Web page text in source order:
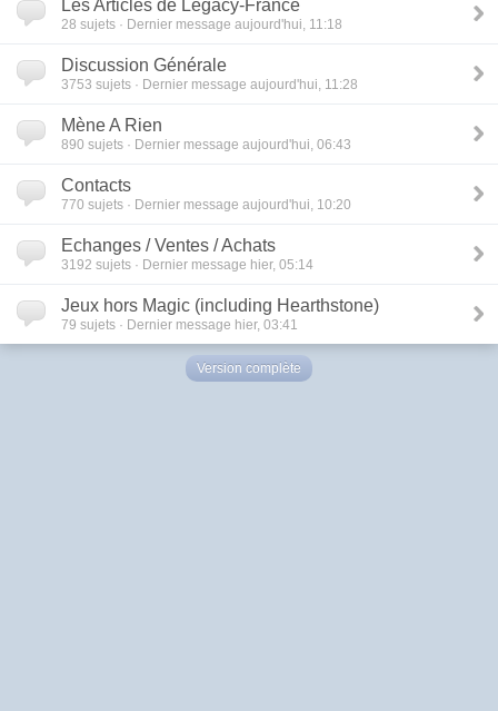
Les Articles de Legacy-France
28 sujets · Dernier message aujourd'hui, 11:18
Discussion Générale
3753 sujets · Dernier message aujourd'hui, 11:28
Mène A Rien
890 sujets · Dernier message aujourd'hui, 06:43
Contacts
770 sujets · Dernier message aujourd'hui, 10:20
Echanges / Ventes / Achats
3192 sujets · Dernier message hier, 05:14
Jeux hors Magic (including Hearthstone)
79 sujets · Dernier message hier, 03:41
Version complète